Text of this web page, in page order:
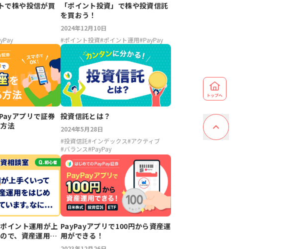
で株や投信が買
「ポイント投資」で株や投資信託
を買おう！
2024年12月10日
#ポイント投資#ポイント運用#PayPay
アプリで証券
法
投資信託とは？
2024年5月28日
#投資信託#インデックス#アクティブ
#バランス#PayPay
イント運用が上
で、資産運用を
っています。な
PayPayアプリで100円から資産運
用ができる！